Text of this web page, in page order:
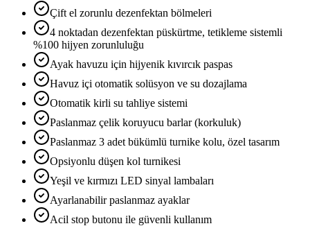
Çift el zorunlu dezenfektan bölmeleri
4 noktadan dezenfektan püskürtme, tetikleme sistemli
%100 hijyen zorunluluğu
Ayak havuzu için hijyenik kıvırcık paspas
Havuz içi otomatik solüsyon ve su dozajlama
Otomatik kirli su tahliye sistemi
Paslanmaz çelik koruyucu barlar (korkuluk)
Paslanmaz 3 adet bükümlü turnike kolu, özel tasarım
Opsiyonlu düşen kol turnikesi
Yeşil ve kırmızı LED sinyal lambaları
Ayarlanabilir paslanmaz ayaklar
Acil stop butonu ile güvenli kullanım